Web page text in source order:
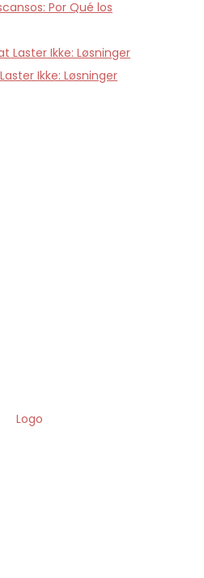
Por Qué los
Ikke: Løsninger